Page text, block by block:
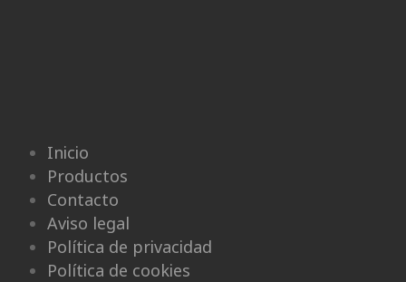
Inicio
Productos
Contacto
Aviso legal
Política de privacidad
Política de cookies